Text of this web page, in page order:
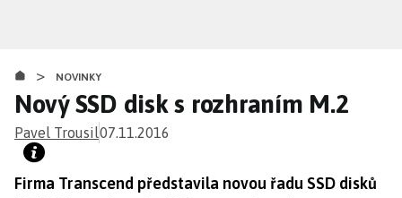
obsahu
> NOVINKY
Nový SSD disk s rozhraním M.2
Pavel Trousil07.11.2016
Firma Transcend představila novou řadu SSD disků